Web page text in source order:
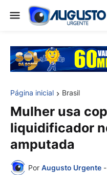
Página inicial Brasil
Mulher usa
liquidificador
amputada
Por Augusto Urgente -